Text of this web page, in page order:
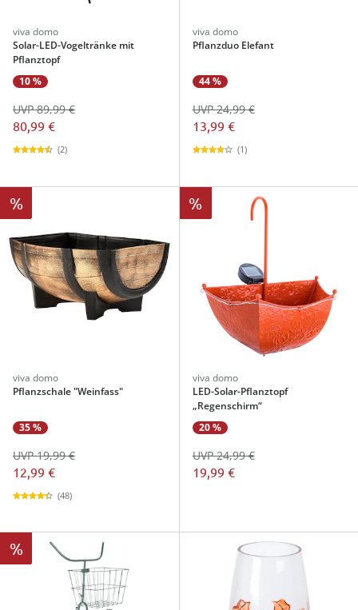
viva domo
Solar-LED-Vogeltränke mit
Pflanztopf
10 %
80,99 €
UVP 89,99 €
(2)
viva domo
Pflanzduo Elefant
44 %
13,99 €
UVP 24,99 €
(1)
%
viva domo
Pflanzschale "Weinfass"
35 %
12,99 €
UVP 19,99 €
(48)
%
viva domo
LED-Solar-Pflanztopf
„Regenschirm“
20 %
19,99 €
UVP 24,99 €
%